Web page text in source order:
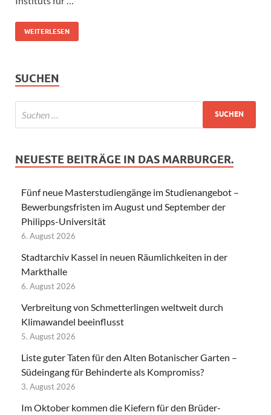
WEITERLESEN
SUCHEN
NEUESTE BEITRÄGE IN DAS MARBURGER.
Fünf neue Masterstudiengänge im Studienangebot –
Bewerbungsfristen im August und September der
Philipps-Universität
6. August 2026
Stadtarchiv Kassel in neuen Räumlichkeiten in der
Markthalle
6. August 2026
Verbreitung von Schmetterlingen weltweit durch
Klimawandel beeinflusst
5. August 2026
Liste guter Taten für den Alten Botanischer Garten –
Südeingang für Behinderte als Kompromiss?
3. August 2026
Im Oktober kommen die Kiefern für den Brüder-